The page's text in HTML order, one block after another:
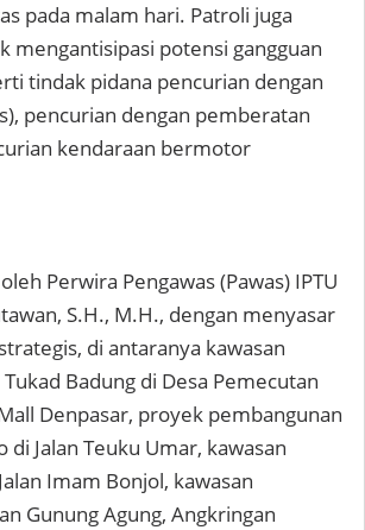
pada malam hari. Patroli juga
mengantisipasi potensi gangguan
tindak pidana pencurian dengan
pencurian dengan pemberatan
kendaraan bermotor
Perwira Pengawas (Pawas) IPTU
S.H., M.H., dengan menyasar
di antaranya kawasan
Badung di Desa Pemecutan
Denpasar, proyek pembangunan
di Jalan Teuku Umar, kawasan
Imam Bonjol, kawasan
Gunung Agung, Angkringan